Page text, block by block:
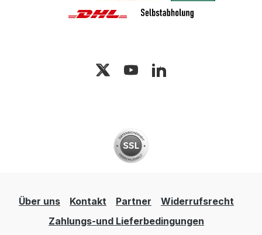
Über uns Kontakt Partner
Widerrufsrecht
Zahlungs-und Lieferbedingungen